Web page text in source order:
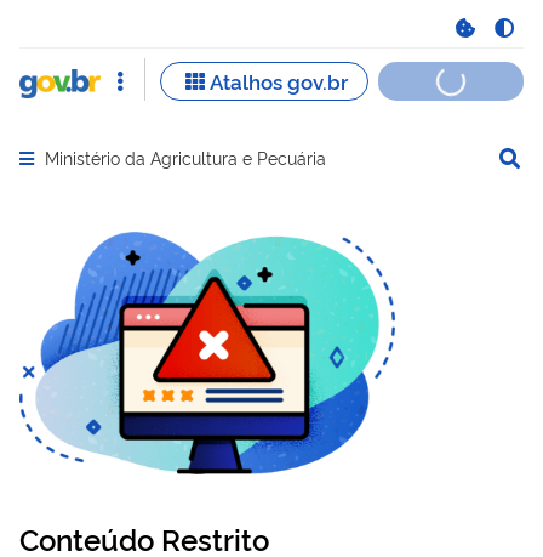
Abrir menu principal de navegação
Ministério da Agricultura e Pecuária
Conteúdo Restrito